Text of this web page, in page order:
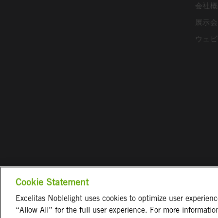
会社
展示
ウェ
取引条
Cookie Statement
Excelitas Noblelight uses cookies to optimize user
“Allow All” for the full user experience. For more